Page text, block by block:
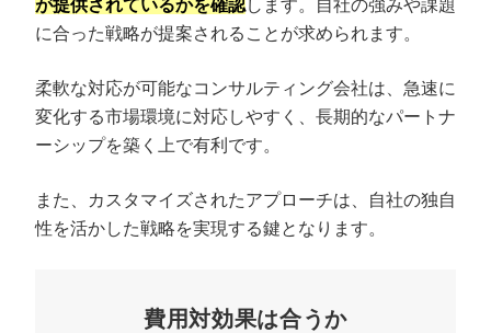
が提供されているかを確認します。自社の強みや課題
に合った戦略が提案されることが求められます。
柔軟な対応が可能なコンサルティング会社は、急速に
変化する市場環境に対応しやすく、長期的なパートナ
ーシップを築く上で有利です。
また、カスタマイズされたアプローチは、自社の独自
性を活かした戦略を実現する鍵となります。
費用対効果は合うか